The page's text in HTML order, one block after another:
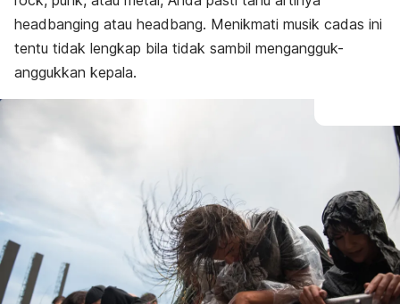
headbanging atau headbang. Menikmati musik cadas ini
tentu tidak lengkap bila tidak sambil mengangguk-
anggukkan kepala.